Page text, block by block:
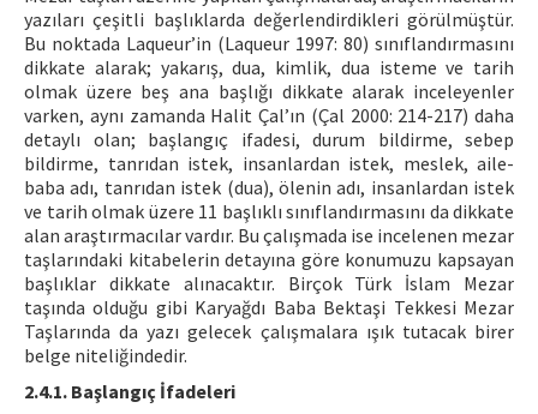
yazıları çeşitli başlıklarda değerlendirdikleri görülmüştür.
Bu noktada Laqueur’in (Laqueur 1997: 80) sınıflandırmasını
dikkate alarak; yakarış, dua, kimlik, dua isteme ve tarih
olmak üzere beş ana başlığı dikkate alarak inceleyenler
varken, aynı zamanda Halit Çal’ın (Çal 2000: 214-217) daha
detaylı olan; başlangıç ifadesi, durum bildirme, sebep
bildirme, tanrıdan istek, insanlardan istek, meslek, aile-
baba adı, tanrıdan istek (dua), ölenin adı, insanlardan istek
ve tarih olmak üzere 11 başlıklı sınıflandırmasını da dikkate
alan araştırmacılar vardır. Bu çalışmada ise incelenen mezar
taşlarındaki kitabelerin detayına göre konumuzu kapsayan
başlıklar dikkate alınacaktır. Birçok Türk İslam Mezar
taşında olduğu gibi Karyağdı Baba Bektaşi Tekkesi Mezar
Taşlarında da yazı gelecek çalışmalara ışık tutacak birer
belge niteliğindedir.
2.4.1. Başlangıç İfadeleri